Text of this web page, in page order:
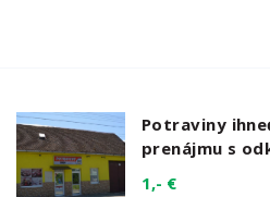
Potraviny
prenájmu s
1,- €